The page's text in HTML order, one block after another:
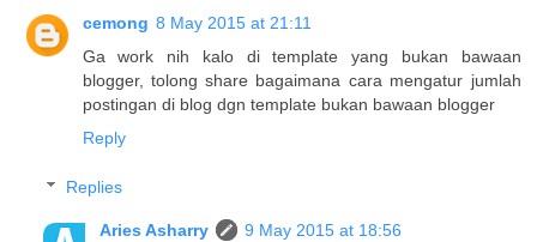
cemong 8 May 2015 at 21:11
Ga work nih kalo di template yang bukan bawaan
blogger, tolong share bagaimana cara mengatur jumlah
postingan di blog dgn template bukan bawaan blogger
Reply
Replies
Aries Asharry
9 May 2015 at 18:56